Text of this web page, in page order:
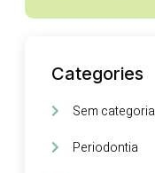
Categories
Sem categoria
Periodontia